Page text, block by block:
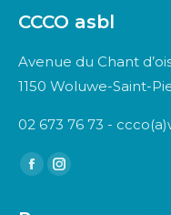
CCCO asbl
Avenue du Chant
1150 Woluwe-Saint-
02 673 76 73 -
Trouvez nous sur :
Facebook
Instagram